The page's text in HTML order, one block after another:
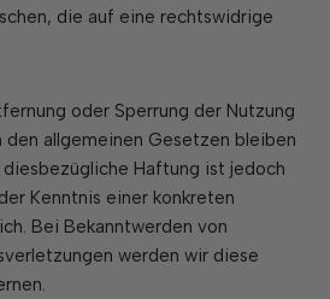
die auf eine rechtswidrige
oder Sperrung der Nutzung
den allgemeinen Gesetzen bleiben
Haftung ist jedoch
Kenntnis einer konkreten
Bei Bekanntwerden von
werden wir diese